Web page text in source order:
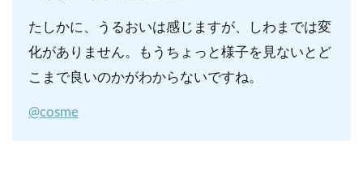
たしかに、うるおいは感じますが、しわまでは変
化がありません。もうちょっと様子を見ないとど
こまで良いのかがわからないですね。
@cosme